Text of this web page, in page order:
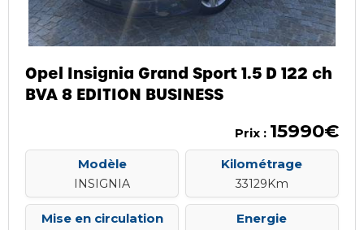
Opel Insignia Grand Sport 1.5 D 122 ch
BVA 8 EDITION BUSINESS
Prix : 15990€
Modèle
INSIGNIA
Kilométrage
33129Km
Mise en circulation Energie